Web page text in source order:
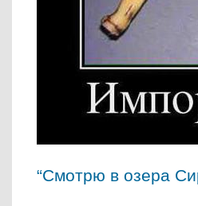
“Смотрю в озера